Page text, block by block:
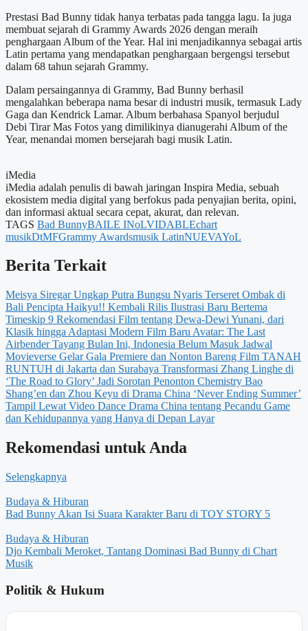
Prestasi Bad Bunny tidak hanya terbatas pada tangga lagu. Ia juga
membuat sejarah di Grammy Awards 2026 dengan meraih
penghargaan Album of the Year. Hal ini menjadikannya sebagai artis
Latin pertama yang mendapatkan penghargaan bergengsi tersebut
dalam 68 tahun sejarah Grammy.
Dalam persaingannya di Grammy, Bad Bunny berhasil
mengalahkan beberapa nama besar di industri musik, termasuk Lady
Gaga dan Kendrick Lamar. Album berbahasa Spanyol berjudul
Debi Tirar Mas Fotos yang dimilikinya dianugerahi Album of the
Year, menandai momen bersejarah bagi musik Latin.
iMedia
iMedia adalah penulis di bawah jaringan Inspira Media, sebuah
ekosistem media digital yang berfokus pada penyajian berita, opini,
dan informasi aktual secara cepat, akurat, dan relevan.
TAGS Bad BunnyBAILE INoLVIDABLEchart
musikDtMFGrammy Awardsmusik LatinNUEVAYoL
Berita Terkait
Meisya Siregar Ungkap Putra Bungsu Nyaris Terseret Ombak di
Bali Pencipta Haikyu!! Kembali Rilis Ilustrasi Baru Bertema
Timeskip 9 Rekomendasi Film tentang Dewa-Dewi Yunani, dari
Klasik hingga Adaptasi Modern Film Baru Avatar: The Last
Airbender Tayang Bulan Ini, Indonesia Belum Masuk Jadwal
Movieverse Gelar Gala Premiere dan Nonton Bareng Film TANAH
RUNTUH di Jakarta dan Surabaya Transformasi Zhang Linghe di
‘The Road to Glory’ Jadi Sorotan Penonton Chemistry Bao
Shang’en dan Zhou Keyu di Drama China ‘Never Ending Summer’
Tampil Lewat Video Dance Drama China tentang Pecandu Game
dan Kehidupannya yang Hanya di Depan Layar
Rekomendasi untuk Anda
Selengkapnya
Budaya & Hiburan
Bad Bunny Akan Isi Suara Karakter Baru di TOY STORY 5
Budaya & Hiburan
Djo Kembali Meroket, Tantang Dominasi Bad Bunny di Chart
Musik
Politik & Hukum